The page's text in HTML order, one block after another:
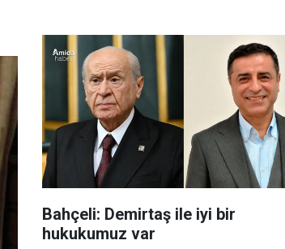
Bahçeli: Demirtaş ile iyi bir
hukukumuz var